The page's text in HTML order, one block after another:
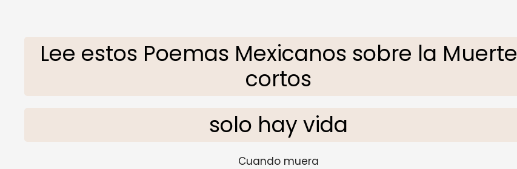
Lee estos Poemas Mexicanos sobre la Muerte
cortos
solo hay vida
Cuando muera